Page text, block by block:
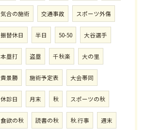
気合の施術 交通事故 スポーツ外傷
振替休日 半日 50-50 大谷選手
本塁打 盗塁 千秋楽 大の里
貴景勝 施術予定表 大会帯同
休診日 月末 秋 スポーツの秋
食欲の秋 読書の秋 秋.行事 週末